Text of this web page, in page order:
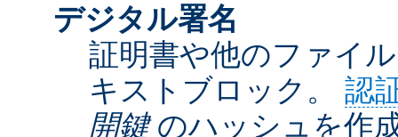
デジタル署名
証明書や他のファイ
キストブロック。 認
開鍵のハッシュを作